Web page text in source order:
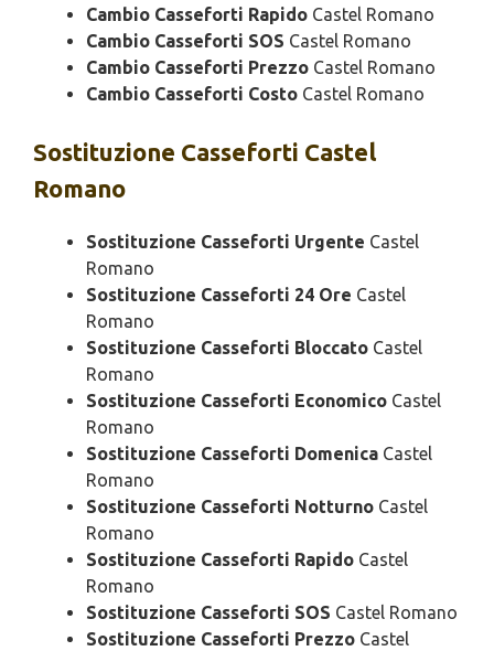
Cambio Casseforti Rapido Castel Romano
Cambio Casseforti SOS Castel Romano
Cambio Casseforti Prezzo Castel Romano
Cambio Casseforti Costo Castel Romano
Sostituzione Casseforti Castel
Romano
Sostituzione Casseforti Urgente Castel
Romano
Sostituzione Casseforti 24 Ore Castel
Romano
Sostituzione Casseforti Bloccato Castel
Romano
Sostituzione Casseforti Economico Castel
Romano
Sostituzione Casseforti Domenica Castel
Romano
Sostituzione Casseforti Notturno Castel
Romano
Sostituzione Casseforti Rapido Castel
Romano
Sostituzione Casseforti SOS Castel Romano
Sostituzione Casseforti Prezzo Castel